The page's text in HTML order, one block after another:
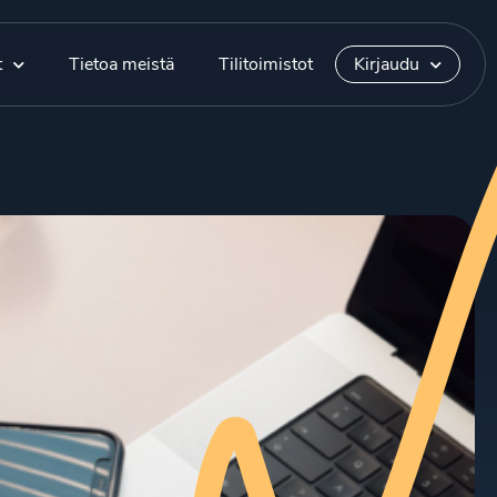
Tietoa meistä Tilitoimistot Kirjaudu